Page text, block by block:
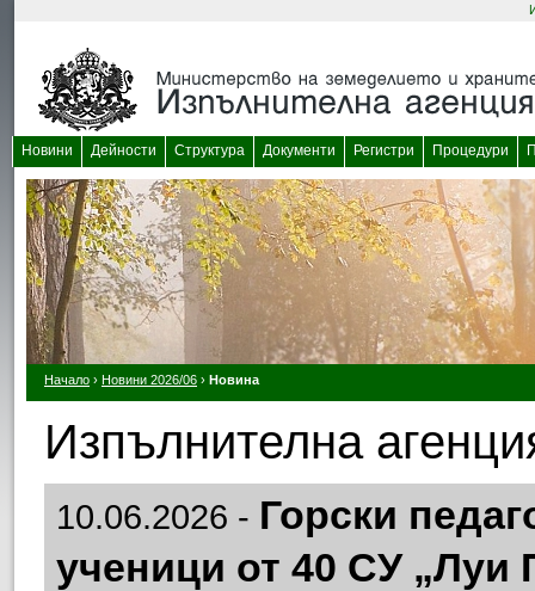
Новини Дейности Структура Документи Регистри Процедури
Начало › Новини 2026/06 › Новина
Изпълнителна
10.06.2026 - Горски
ученици от 40 СУ „Луи